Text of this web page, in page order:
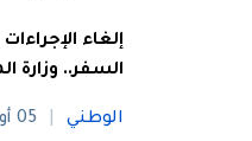
إلغاء
السفر.. وزارة
الوطني 05 أوت